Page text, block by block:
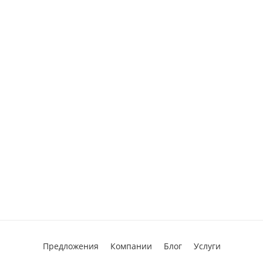
Предложения Компании Блог Услуги